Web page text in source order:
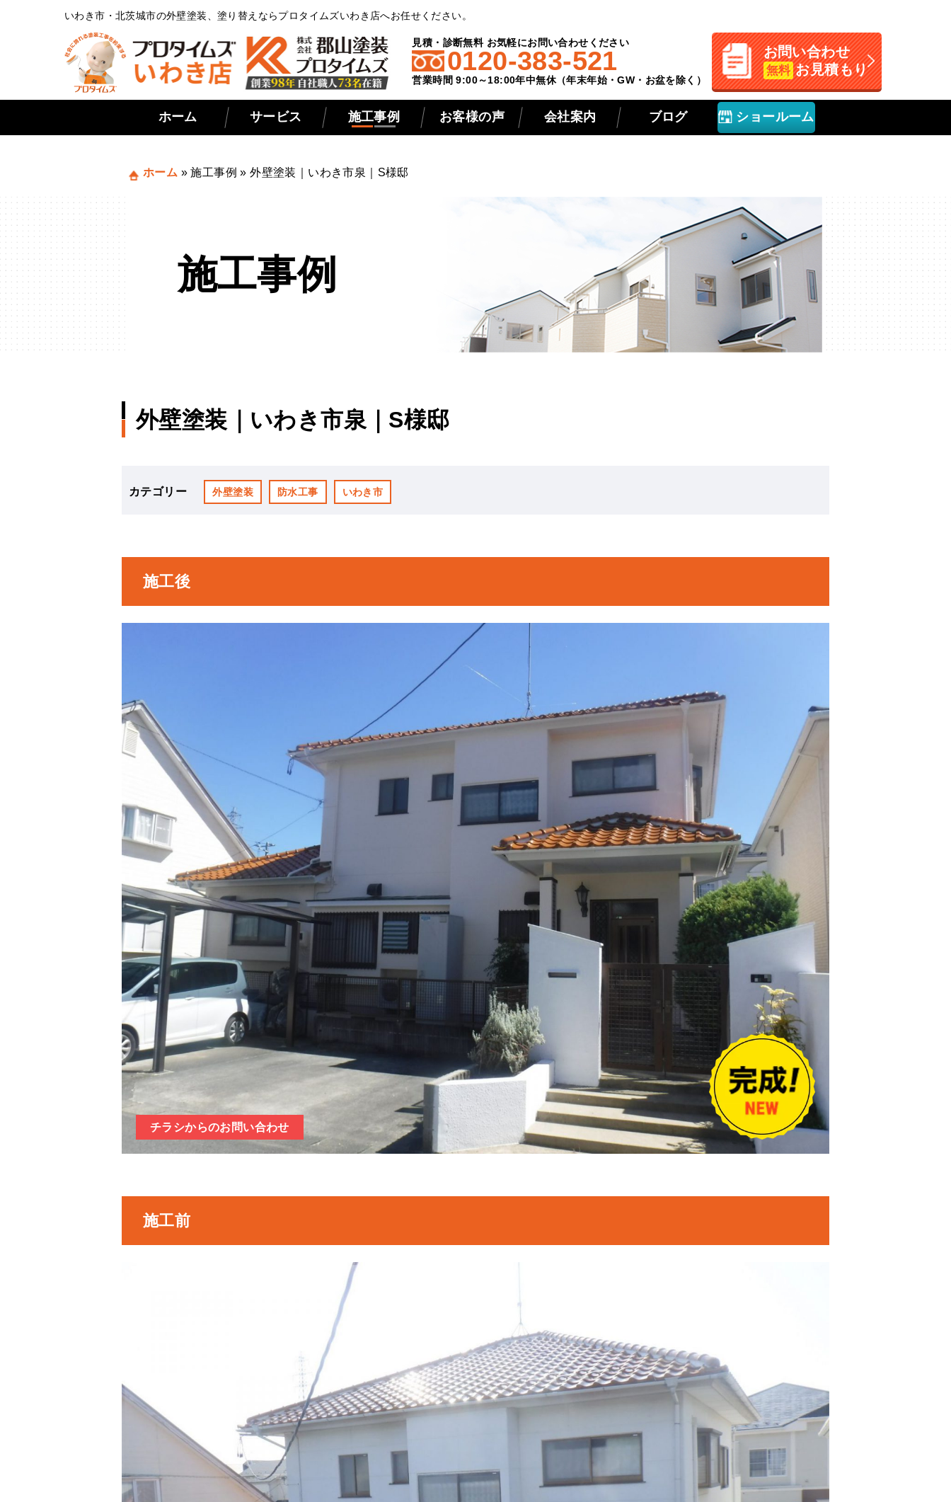
いわき市・北茨城市の外壁塗装、塗り替えならプロタイムズいわき店へお任せください。
見積・診断無料 お気軽にお問い合わせください
0120-383-521
営業時間 9:00～18:00年中無休（年末年始・GW・お盆を除く）
お問い合わせ
無料 お見積もり
ホーム サービス 施工事例 お客様の声 会社案内 ブログ ショールーム
ホーム »施工事例 »外壁塗装｜いわき市泉｜S様邸
施工事例
外壁塗装｜いわき市泉｜S様邸
カテゴリー 外壁塗装 防水工事 いわき市
施工後
チラシからのお問い合わせ
施工前